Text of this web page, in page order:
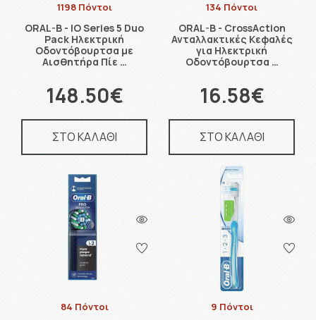
1198 Πόντοι
ORAL-B - IO Series 5 Duo
Pack Ηλεκτρική
Οδοντόβουρτσα με
Αισθητήρα Πίε …
148.50€
ΣΤΟ ΚΑΛΑΘΙ
134 Πόντοι
ORAL-B - CrossAction
Ανταλλακτικές Κεφαλές
για Ηλεκτρική
Οδοντόβουρτσα …
16.58€
ΣΤΟ ΚΑΛΑΘΙ
84 Πόντοι 9 Πόντοι